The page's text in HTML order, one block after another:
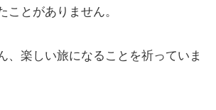
ことがありません。
、楽しい旅になることを祈っていま